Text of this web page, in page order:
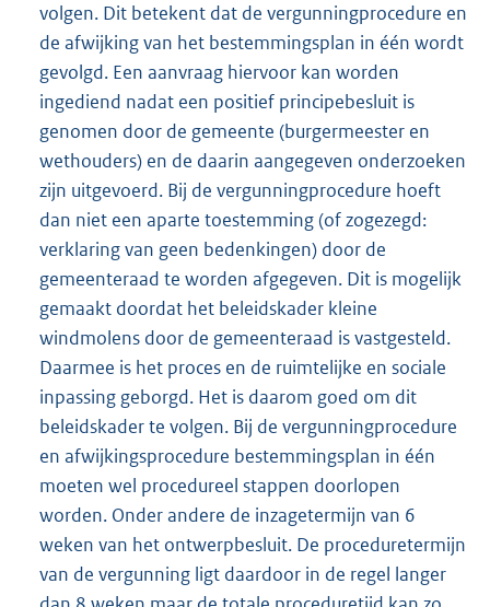
volgen. Dit betekent dat de vergunningprocedure en
de afwijking van het bestemmingsplan in één wordt
gevolgd. Een aanvraag hiervoor kan worden
ingediend nadat een positief principebesluit is
genomen door de gemeente (burgermeester en
wethouders) en de daarin aangegeven onderzoeken
zijn uitgevoerd. Bij de vergunningprocedure hoeft
dan niet een aparte toestemming (of zogezegd:
verklaring van geen bedenkingen) door de
gemeenteraad te worden afgegeven. Dit is mogelijk
gemaakt doordat het beleidskader kleine
windmolens door de gemeenteraad is vastgesteld.
Daarmee is het proces en de ruimtelijke en sociale
inpassing geborgd. Het is daarom goed om dit
beleidskader te volgen. Bij de vergunningprocedure
en afwijkingsprocedure bestemmingsplan in één
moeten wel procedureel stappen doorlopen
worden. Onder andere de inzagetermijn van 6
weken van het ontwerpbesluit. De proceduretermijn
van de vergunning ligt daardoor in de regel langer